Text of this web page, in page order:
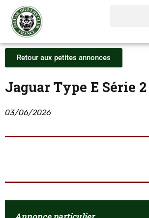
Retour aux petites annonces
Jaguar Type E Série 2
03/06/2026